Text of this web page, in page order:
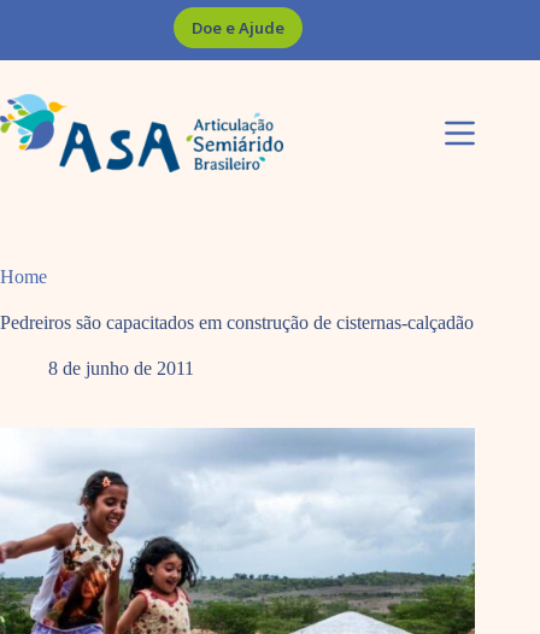
Doe e Ajude
Home
Pedreiros são capacitados em construção de cisternas-calçadão
8 de junho de 2011